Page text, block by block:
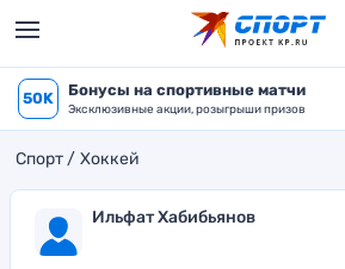
50K Бонусы на спортивные матчи
Эксклюзивные акции, розыгрыши призов
Спорт Хоккей
Ильфат Хабибьянов